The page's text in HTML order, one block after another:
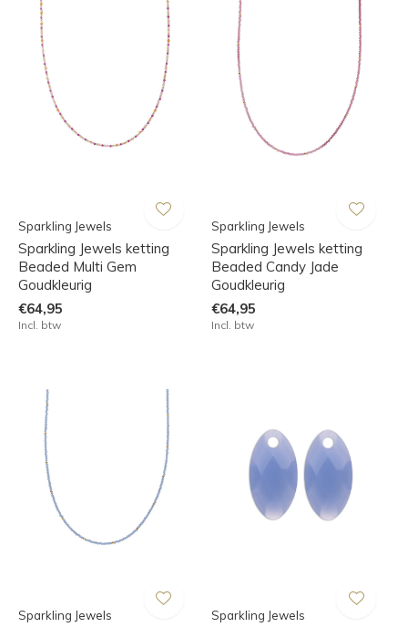
Sparkling Jewels
Sparkling Jewels ketting
Beaded Multi Gem
Goudkleurig
€64,95
Incl. btw
Sparkling Jewels
Sparkling Jewels ketting
Beaded Candy Jade
Goudkleurig
€64,95
Incl. btw
Sparkling Jewels Sparkling Jewels